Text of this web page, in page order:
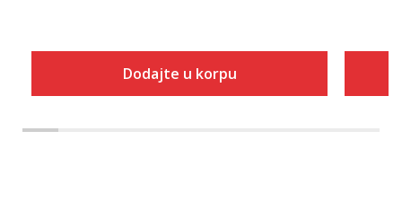
Dodajte u korpu